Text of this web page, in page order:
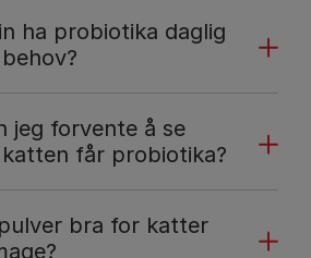
ha probiotika daglig
jeg forvente å se
får probiotika?
bra for katter